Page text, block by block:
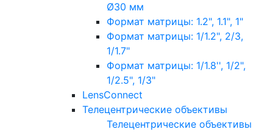
Ø30 мм
Формат матрицы: 1.2", 1.1", 1"
Формат матрицы: 1/1.2", 2/3,
1/1.7"
Формат матрицы: 1/1.8'', 1/2",
1/2.5", 1/3"
LensConnect
Телецентрические объективы
Телецентрические объективы